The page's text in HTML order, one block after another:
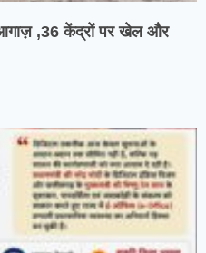
,36 केंद्रों पर खेल और